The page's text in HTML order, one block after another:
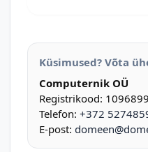
Küsimused? Võta
Computernik OÜ
Registrikood:
Telefon: +372
E-post: